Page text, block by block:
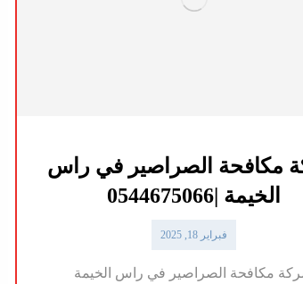
مكافحة الصراصير في راس
الخيمة |0544675066
فبراير 18, 2025
مكافحة الصراصير في راس الخيمة